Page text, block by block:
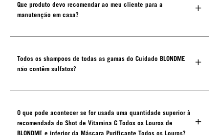
Que produto devo recomendar ao meu cliente para a
manutenção em casa?
Todos os shampoos de todas as gamas do Cuidado BLONDME
não contêm sulfatos?
O que pode acontecer se for usada uma quantidade superior à
recomendada do Shot de Vitamina C Todos os Louros de
BLONDME e inferior da Máscara Purificante Todos os Louros?